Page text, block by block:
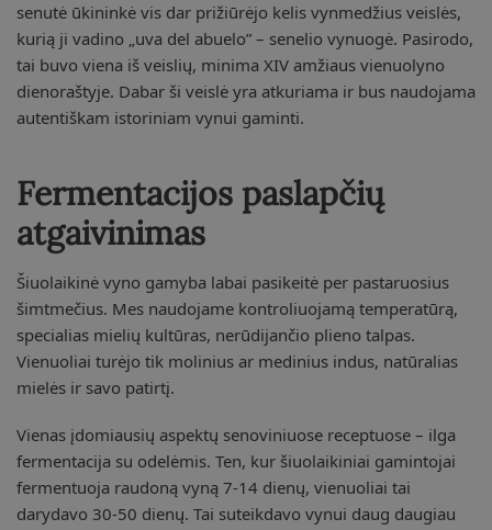
senutė ūkininkė vis dar prižiūrėjo kelis vynmedžius veislės,
kurią ji vadino „uva del abuelo” – senelio vynuogė. Pasirodo,
tai buvo viena iš veislių, minima XIV amžiaus vienuolyno
dienoraštyje. Dabar ši veislė yra atkuriama ir bus naudojama
autentiškam istoriniam vynui gaminti.
Fermentacijos paslapčių
atgaivinimas
Šiuolaikinė vyno gamyba labai pasikeitė per pastaruosius
šimtmečius. Mes naudojame kontroliuojamą temperatūrą,
specialias mielių kultūras, nerūdijančio plieno talpas.
Vienuoliai turėjo tik molinius ar medinius indus, natūralias
mielės ir savo patirtį.
Vienas įdomiausių aspektų senoviniuose receptuose – ilga
fermentacija su odelėmis. Ten, kur šiuolaikiniai gamintojai
fermentuoja raudoną vyną 7-14 dienų, vienuoliai tai
darydavo 30-50 dienų. Tai suteikdavo vynui daug daugiau